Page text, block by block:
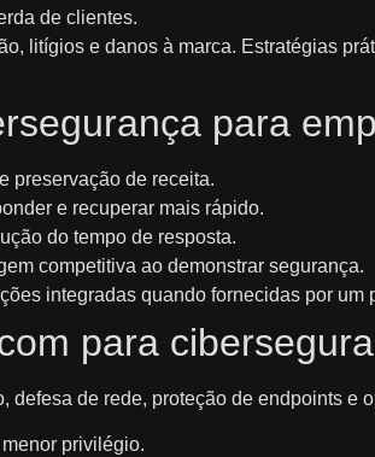
de clientes.
litígios e danos à marca. Estratégias
para
preservação de receita.
e recuperar mais rápido.
do tempo de resposta.
competitiva ao demonstrar segurança.
integradas quando fornecidas por um
para
defesa de rede, proteção de endpoints e
privilégio.